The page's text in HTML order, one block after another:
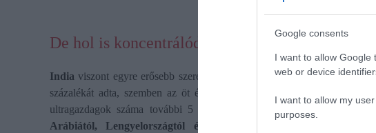
Google consents
I want to allow Google
web or device
I want to allow my
purposes.
De hol is koncentrálódik pontosan a világ
Indiaviszont egyre erősebb szereplő a vagyonvilág térképén. Az
százalékát adta, szemben az öt évvel korábbi nagyjából 2
ultragazdagok száma további 5 ezer fővel, 25 ezer fölé nőhet.
A
Arábiától, Lengyelországtól és Vietnámtól várják,